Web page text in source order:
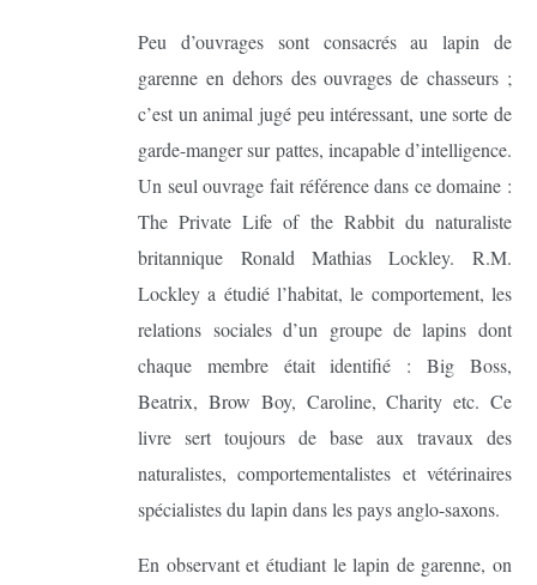
Peu d’ouvrages sont consacrés au lapin de
garenne en dehors des ouvrages de chasseurs ;
c’est un animal jugé peu intéressant, une sorte de
garde-manger sur pattes, incapable d’intelligence.
Un seul ouvrage fait référence dans ce domaine :
The Private Life of the Rabbit du naturaliste
britannique Ronald Mathias Lockley. R.M.
Lockley a étudié l’habitat, le comportement, les
relations sociales d’un groupe de lapins dont
chaque membre était identifié : Big Boss,
Beatrix, Brow Boy, Caroline, Charity etc. Ce
livre sert toujours de base aux travaux des
naturalistes, comportementalistes et vétérinaires
spécialistes du lapin dans les pays anglo-saxons.
En observant et étudiant le lapin de garenne, on